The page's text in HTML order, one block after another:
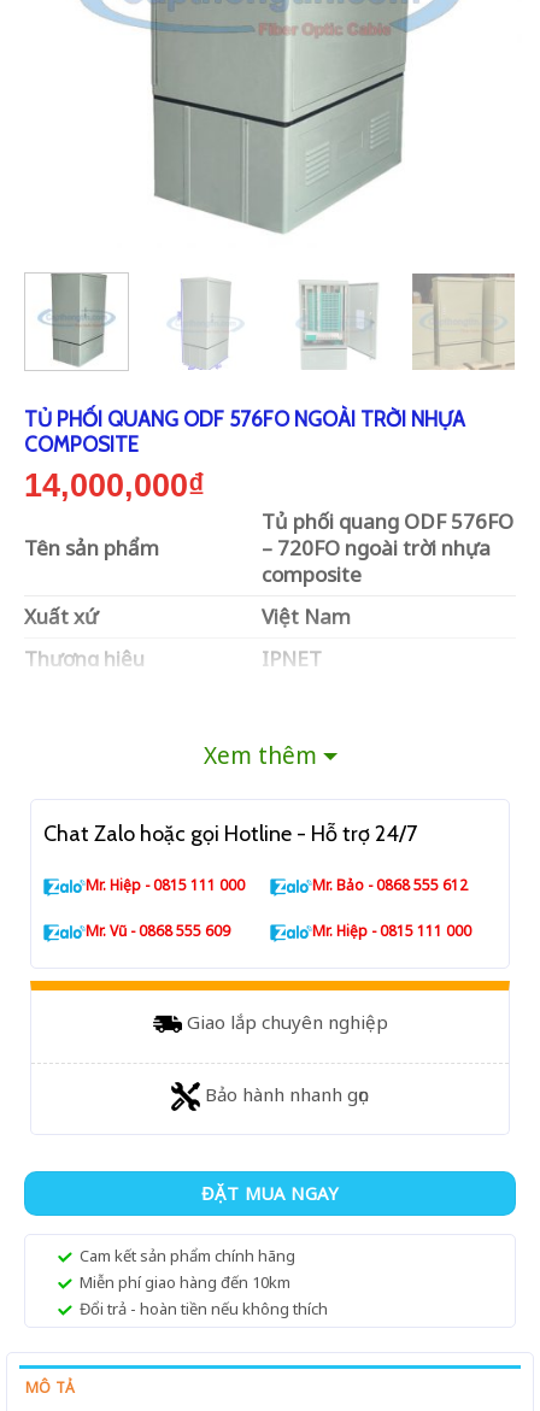
TỦ PHỐI QUANG ODF 576FO NGOÀI TRỜI NHỰA
COMPOSITE
14,000,000₫
Tên sản phẩm
Tủ phối quang ODF 576FO
– 720FO ngoài trời nhựa
composite
Xuất xứ
Việt Nam
Thương hiệu
IPNET
1450 x 750 x 540mm
Màu sắc
Trắng
Xem thêm
Chat Zalo hoặc gọi Hotline - Hỗ trợ 24/7
Mr. Hiệp - 0815 111 000 Mr. Bảo - 0868 555 612
Mr. Vũ - 0868 555 609 Mr. Hiệp - 0815 111 000
Giao lắp chuyên nghiệp
Bảo hành nhanh gọn
ĐẶT MUA NGAY
Cam kết sản phẩm chính hãng
Miễn phí giao hàng đến 10km
Đổi trả - hoàn tiền nếu không thích
MÔ TẢ